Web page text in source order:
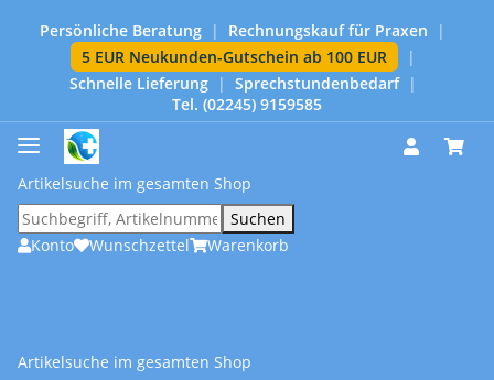
Persönliche Beratung | Rechnungskauf für Praxen
|
5 EUR Neukunden-Gutschein ab 100 EUR
|
Schnelle Lieferung
| Sprechstundenbedarf
|
Tel. (02245) 9159585
Artikelsuche im gesamten Shop
Suchen
Konto
Wunschzettel Warenkorb
Artikelsuche im gesamten Shop